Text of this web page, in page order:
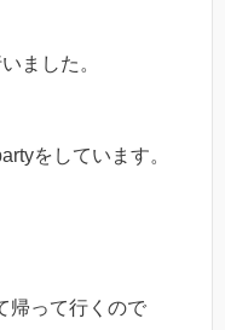
ました。
をしています。
帰って行くので